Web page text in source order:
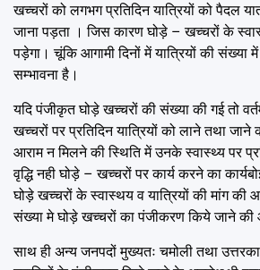
खच्चरों को लगभग प्रतिदिन यात्रियों को पैदल
जाना पड़ता । जिस कारण घोड़े – खच्चरों के
पड़ेगा। चूंकि आगामी दिनों में यात्रियों की संख्या में
सम्भावना है।
यदि पंजीकृत घोड़े खच्चरों की संख्या की गई तो
खच्चरों पर प्रतिदिन यात्रियों को लाने तथा
आराम न मिलने की स्थिति में उनके स्वास्थ्य पर
वृद्धि नही घोड़े – खच्चरों पर कार्य करने का
घोड़े खच्चरों के स्वास्थय व यात्रियों की मांग की
संख्या मे घोड़े खच्चरों का पंजीकरण किये जाने
साथ ही अन्य जनपदों मुख्यतः चमोली तथा